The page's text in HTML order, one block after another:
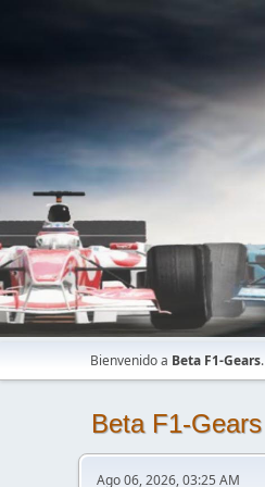
Bienvenido a Beta F1-Gears.
Beta F1-Gears
Ago 06, 2026, 03:25 AM